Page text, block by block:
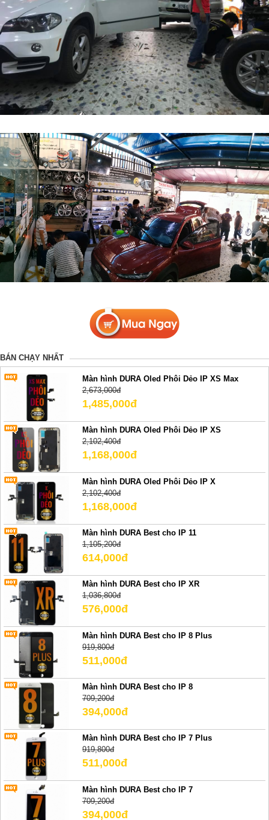
BÁN CHẠY NHẤT
Màn hình DURA Oled Phôi Dẻo IP XS Max
2,673,000đ
1,485,000đ
Màn hình DURA Oled Phôi Dẻo IP XS
2,102,400đ
1,168,000đ
Màn hình DURA Oled Phôi Dẻo IP X
2,102,400đ
1,168,000đ
Màn hình DURA Best cho IP 11
1,105,200đ
614,000đ
Màn hình DURA Best cho IP XR
1,036,800đ
576,000đ
Màn hình DURA Best cho IP 8 Plus
919,800đ
511,000đ
Màn hình DURA Best cho IP 8
709,200đ
394,000đ
Màn hình DURA Best cho IP 7 Plus
919,800đ
511,000đ
Màn hình DURA Best cho IP 7
709,200đ
394,000đ